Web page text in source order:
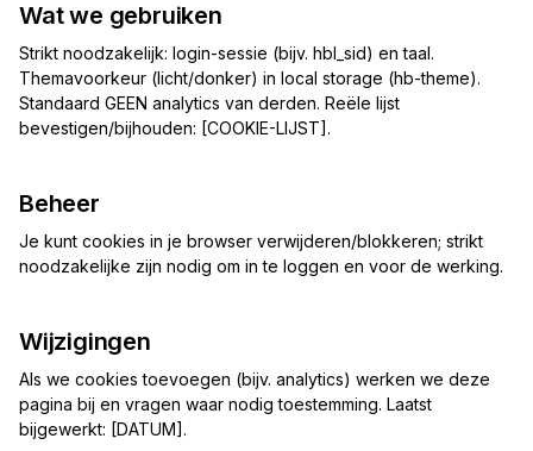
Wat we gebruiken
Strikt noodzakelijk: login-sessie (bijv. hbl_sid) en taal.
Themavoorkeur (licht/donker) in local storage (hb-theme).
Standaard GEEN analytics van derden. Reële lijst
bevestigen/bijhouden: [COOKIE-LIJST].
Beheer
Je kunt cookies in je browser verwijderen/blokkeren; strikt
noodzakelijke zijn nodig om in te loggen en voor de werking.
Wijzigingen
Als we cookies toevoegen (bijv. analytics) werken we deze
pagina bij en vragen waar nodig toestemming. Laatst
bijgewerkt: [DATUM].